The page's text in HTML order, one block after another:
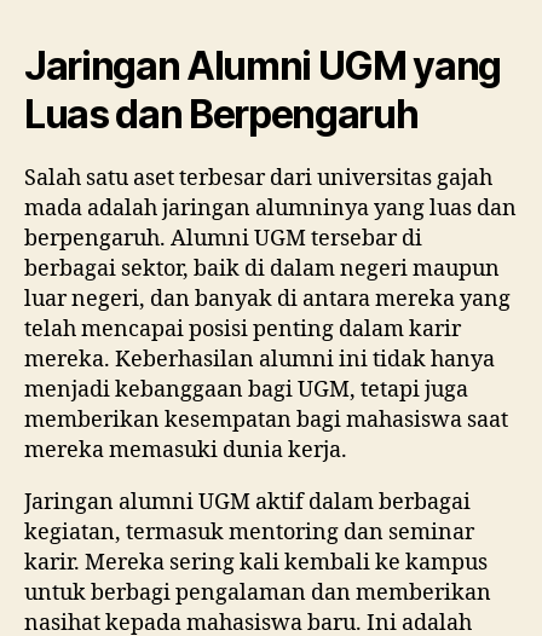
Jaringan Alumni UGM yang
Luas dan Berpengaruh
Salah satu aset terbesar dari universitas gajah
mada adalah jaringan alumninya yang luas dan
berpengaruh. Alumni UGM tersebar di
berbagai sektor, baik di dalam negeri maupun
luar negeri, dan banyak di antara mereka yang
telah mencapai posisi penting dalam karir
mereka. Keberhasilan alumni ini tidak hanya
menjadi kebanggaan bagi UGM, tetapi juga
memberikan kesempatan bagi mahasiswa saat
mereka memasuki dunia kerja.
Jaringan alumni UGM aktif dalam berbagai
kegiatan, termasuk mentoring dan seminar
karir. Mereka sering kali kembali ke kampus
untuk berbagi pengalaman dan memberikan
nasihat kepada mahasiswa baru. Ini adalah